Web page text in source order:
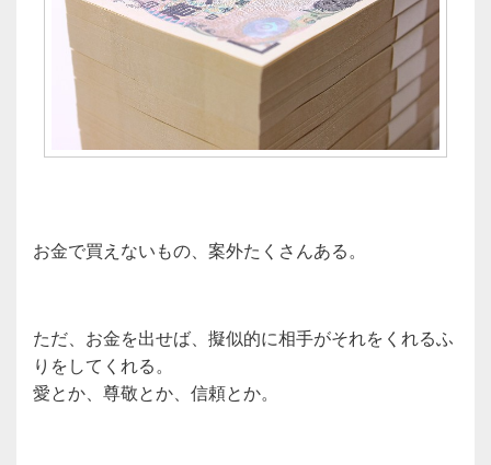
お金で買えないもの、案外たくさんある。
ただ、お金を出せば、擬似的に相手がそれをくれるふ
りをしてくれる。
愛とか、尊敬とか、信頼とか。